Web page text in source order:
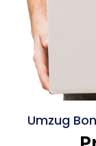
Umzug